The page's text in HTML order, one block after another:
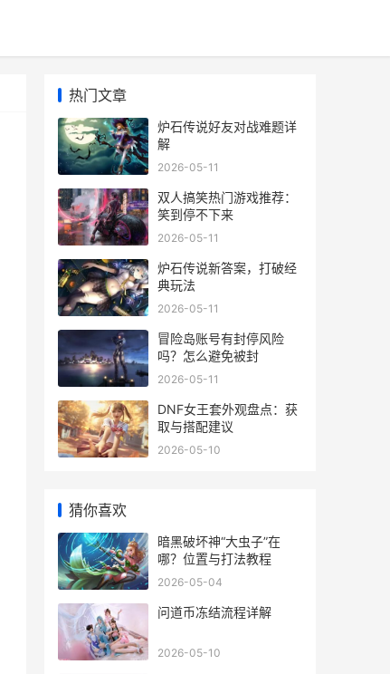
热门文章
炉石传说好友对战难题详
解
2026-05-11
双人搞笑热门游戏推荐：
笑到停不下来
2026-05-11
炉石传说新答案，打破经
典玩法
2026-05-11
冒险岛账号有封停风险
吗？怎么避免被封
2026-05-11
DNF女王套外观盘点：获
取与搭配建议
2026-05-10
猜你喜欢
暗黑破坏神“大虫子”在
哪？位置与打法教程
2026-05-04
问道币冻结流程详解
2026-05-10